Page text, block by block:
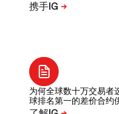
为何全球数十万交易者
球排名第一的差价合约